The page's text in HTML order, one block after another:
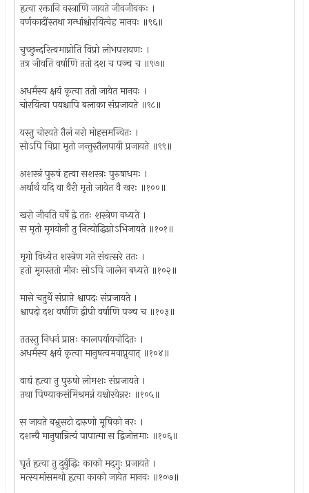
हृत्वा रक्तानि वस्त्राणि जायते जीवजीवकः ।
वर्णकादींस्तथा गन्धांश्चोरयित्वेह मानवः ॥९६॥
चुच्छुन्दरित्वमाप्नोति विप्रो लोभपरायणः ।
तत्र जीवति वर्षाणि ततो दश च पञ्च च ॥९७॥
अधर्मस्य क्षयं कृत्वा ततो जायेत मानवः ।
चोरयित्वा पयश्चापि बलाका संप्रजायते ॥९८॥
यस्तु चोरयते तैलं नरो मोहसमन्वितः ।
सोऽपि विप्रा मृतो जन्तुस्तैलपायी प्रजायते ॥९९॥
अशस्त्रं पुरुषं हत्वा सशस्त्रः पुरुषाधमः ।
अर्थार्थं यदि वा वैरी मृतो जायेत वै खरः ॥१००॥
खरो जीवति वर्षे द्वे ततः शस्त्रेण वध्यते ।
स मृतो मृगयोनौ तु नित्योद्धिग्नोऽभिजायते ॥१०१॥
मृगो विध्येत शस्त्रेण गते संवत्सरे ततः ।
हतो मृगस्ततो मीनः सोऽपि जालेन बध्यते ॥१०२॥
मासे चतुर्थे संप्राप्ते श्वापदः संप्रजायते ।
श्वापदो दश वर्षाणि द्वीपी वर्षाणि पञ्च च ॥१०३॥
ततस्तु निधनं प्राप्तः कालपर्यायचोदितः ।
अधर्मस्य क्षयं कृत्वा मानुषत्वमवाप्नुयात् ॥१०४॥
वाद्यं हृत्वा तु पुरुषो लोमशः संप्रजायते ।
तथा पिण्याकसंमिश्रमन्नं यश्चोरयेन्नरः ॥१०५॥
स जायते बभ्रुसटो दारुणो मूषिको नरः ।
दशन्वै मानुषान्नित्यं पापात्मा स द्विजोत्तमाः ॥१०६॥
घृतं हृत्वा तु दुर्बुद्धिः काको मद्‌गुः प्रजायते ।
मत्स्यमांसमथो हृत्वा काको जायेत मानवः ॥१०७॥